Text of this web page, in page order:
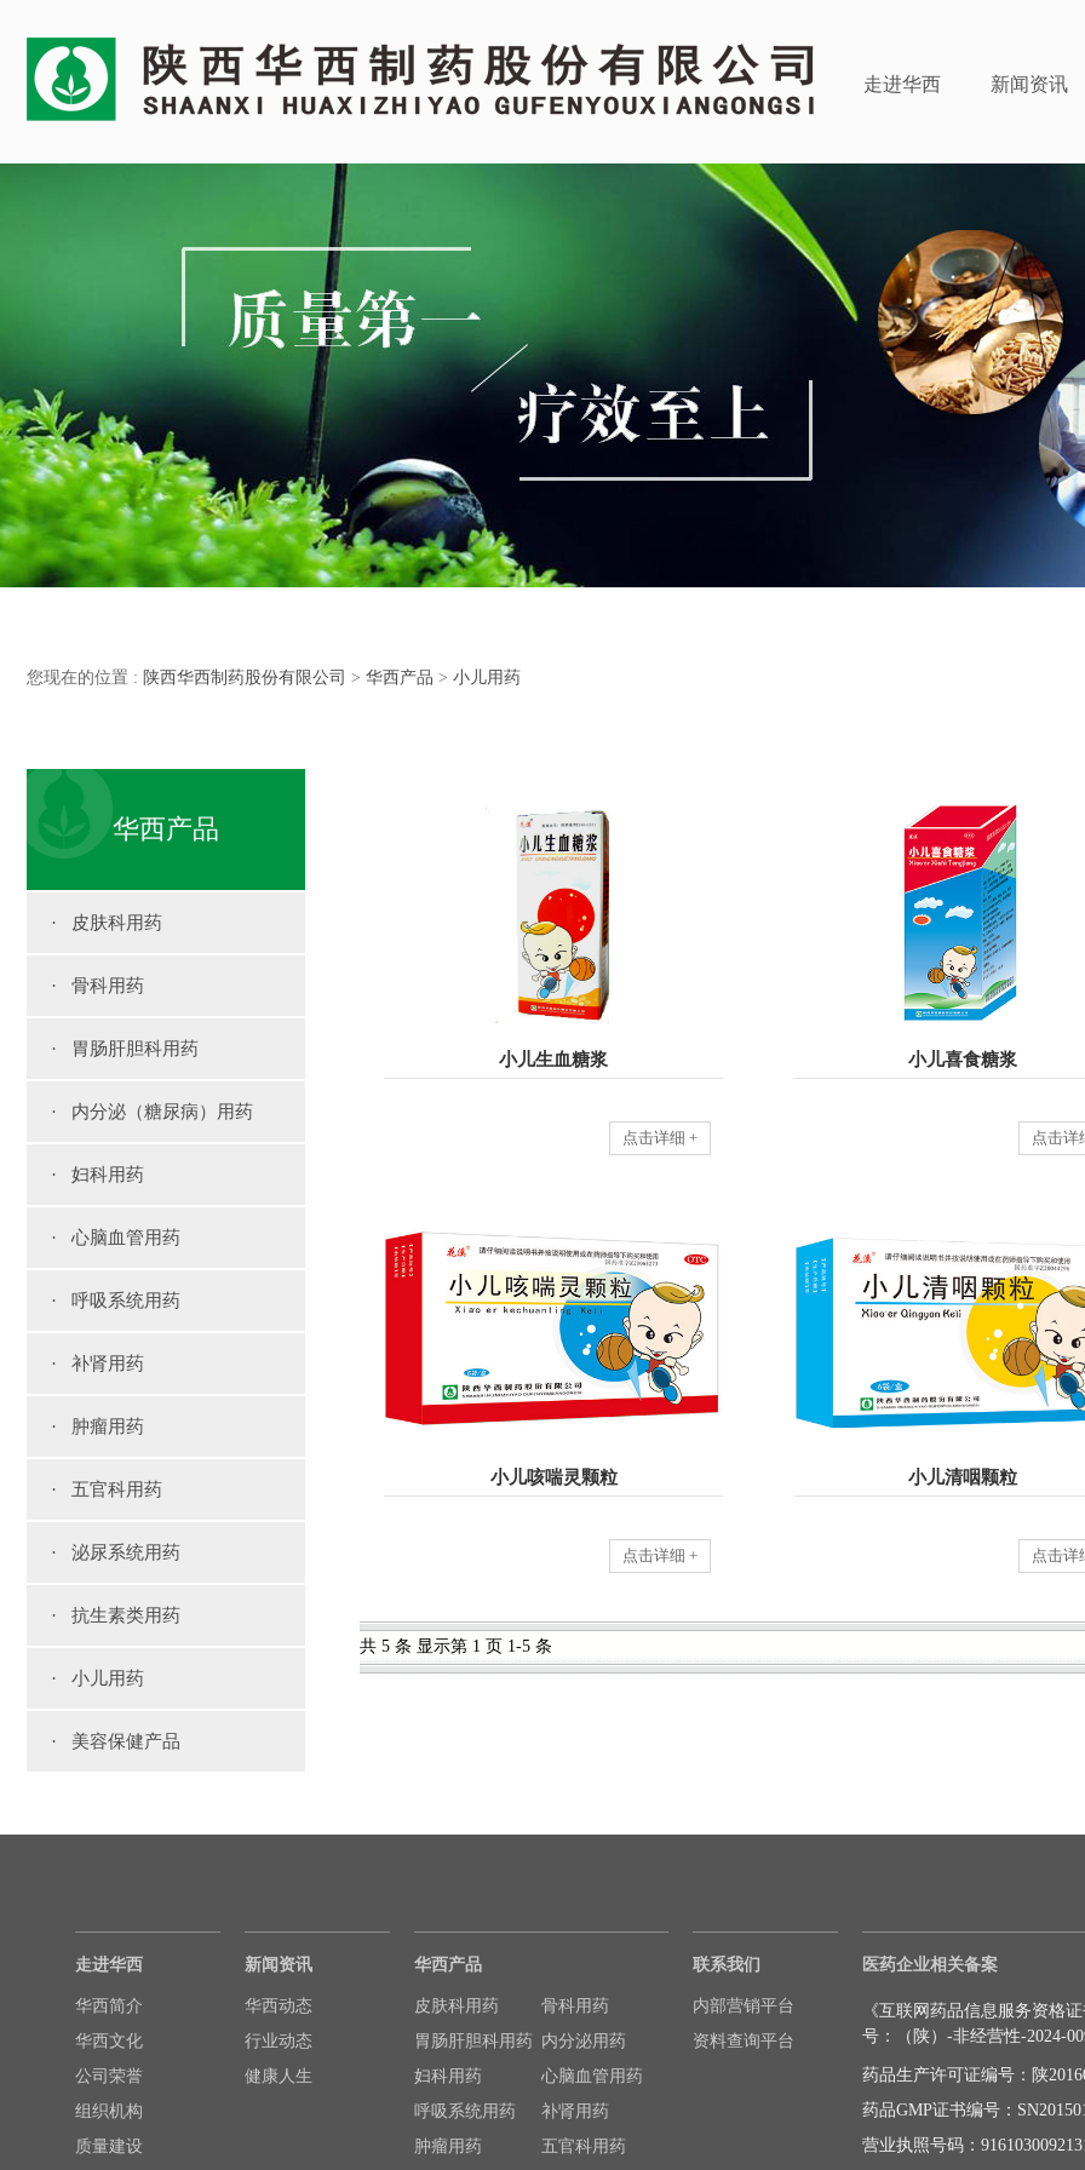
新闻资讯
走进华西
您现在的位置 : 陕西华西制药股份有限公司 > 华西产品 > 小儿用药
华西产品
· 皮肤科用药
· 骨科用药
· 胃肠肝胆科用药
· 内分泌（糖尿病）用药
· 妇科用药
· 心脑血管用药
· 呼吸系统用药
· 补肾用药
· 肿瘤用药
· 五官科用药
· 泌尿系统用药
· 抗生素类用药
· 小儿用药
· 美容保健产品
小儿生血糖浆
点击详细 +
小儿喜食糖浆
点击详
小儿咳喘灵颗粒
点击详细 +
小儿清咽颗粒
点击详
共 5 条 显示第 1 页 1-5 条
走进华西
华西简介
华西文化
公司荣誉
组织机构
质量建设
新闻资讯
华西动态
行业动态
健康人生
华西产品
皮肤科用药
骨科用药
胃肠肝胆科用药 内分泌用药
妇科用药
心脑血管用药
呼吸系统用药
补肾用药
肿瘤用药
五官科用药
联系我们
内部营销平台
资料查询平台
医药企业相关备案
《互联网药品信息服务资格
号：（陕）-非经营性-2024-
药品生产许可证编号：陕
药品GMP证书编号：
营业执照号码：